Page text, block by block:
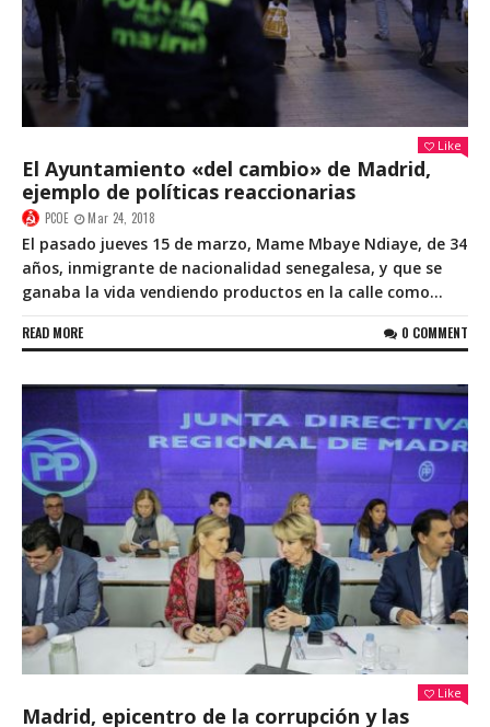
Like
El Ayuntamiento «del cambio» de Madrid,
ejemplo de políticas reaccionarias
PCOE Mar 24, 2018
El pasado jueves 15 de marzo, Mame Mbaye Ndiaye, de 34
años, inmigrante de nacionalidad senegalesa, y que se
ganaba la vida vendiendo productos en la calle como...
READ MORE 0 COMMENT
Like
Madrid, epicentro de la corrupción y las